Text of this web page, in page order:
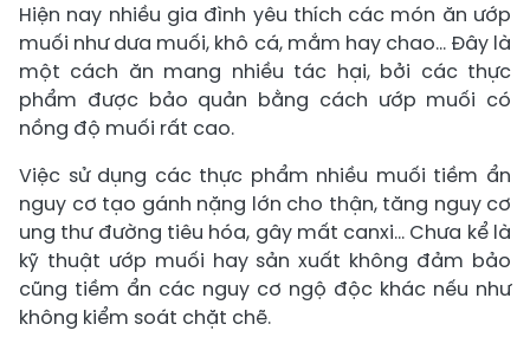
Hiện nay nhiều gia đình yêu thích các món ăn ướp
muối như dưa muối, khô cá, mắm hay chao... Đây là
một cách ăn mang nhiều tác hại, bởi các thực
phẩm được bảo quản bằng cách ướp muối có
nồng độ muối rất cao.
Việc sử dụng các thực phẩm nhiều muối tiềm ẩn
nguy cơ tạo gánh nặng lớn cho thận, tăng nguy cơ
ung thư đường tiêu hóa, gây mất canxi… Chưa kể là
kỹ thuật ướp muối hay sản xuất không đảm bảo
cũng tiềm ẩn các nguy cơ ngộ độc khác nếu như
không kiểm soát chặt chẽ.